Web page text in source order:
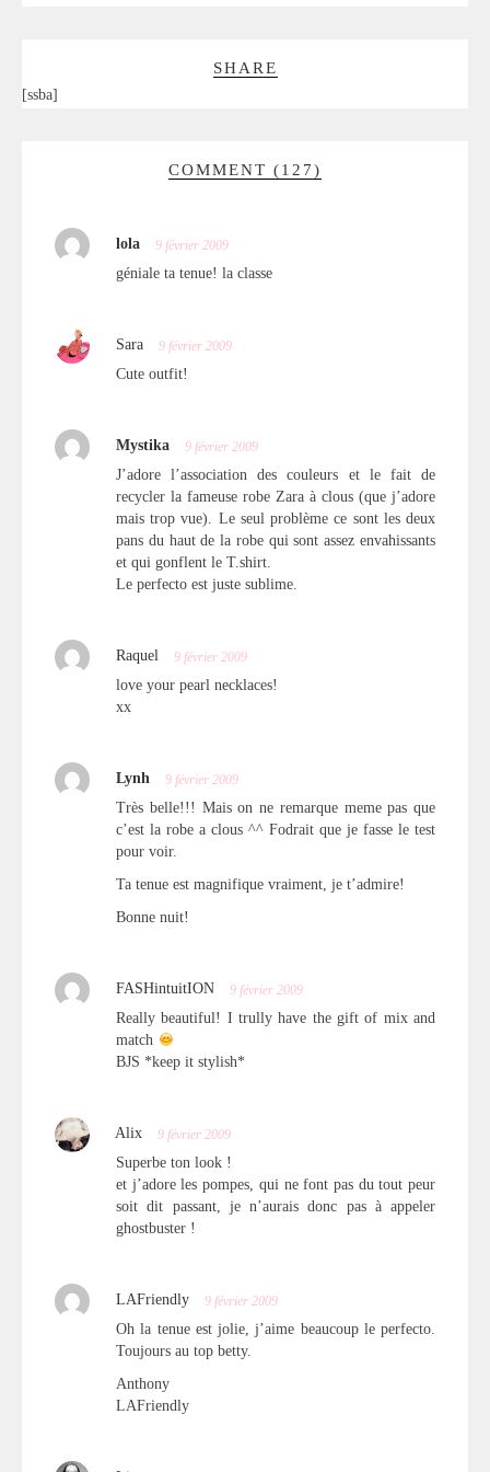
SHARE
[ssba]
COMMENT (127)
lola 9 février 2009
géniale ta tenue! la classe
Sara 9 février 2009
Cute outfit!
Mystika 9 février 2009
J’adore l’association des couleurs et le fait de
recycler la fameuse robe Zara à clous (que j’adore
mais trop vue). Le seul problème ce sont les deux
pans du haut de la robe qui sont assez envahissants
et qui gonflent le T.shirt.
Le perfecto est juste sublime.
Raquel 9 février 2009
love your pearl necklaces!
xx
Lynh 9 février 2009
Très belle!!! Mais on ne remarque meme pas que
c’est la robe a clous ^^ Fodrait que je fasse le test
pour voir.
Ta tenue est magnifique vraiment, je t’admire!
Bonne nuit!
FASHintuitION 9 février 2009
Really beautiful! I trully have the gift of mix and
match
BJS *keep it stylish*
Alix 9 février 2009
Superbe ton look !
et j’adore les pompes, qui ne font pas du tout peur
soit dit passant, je n’aurais donc pas à appeler
ghostbuster !
LAFriendly 9 février 2009
Oh la tenue est jolie, j’aime beaucoup le perfecto.
Toujours au top betty.
Anthony
LAFriendly